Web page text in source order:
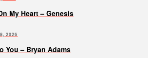
My Heart – Genesis
2026
You – Bryan Adams